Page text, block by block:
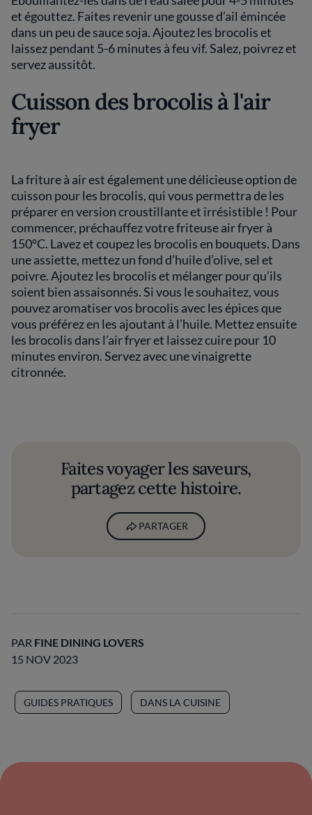
et égouttez. Faites revenir une gousse d’ail émincée
dans un peu de sauce soja. Ajoutez les brocolis et
laissez pendant 5-6 minutes à feu vif. Salez, poivrez et
servez aussitôt.
Cuisson des brocolis à l'air
fryer
La friture à air est également une délicieuse option de
cuisson pour les brocolis, qui vous permettra de les
préparer en version croustillante et irrésistible ! Pour
commencer, préchauffez votre friteuse air fryer à
150°C. Lavez et coupez les brocolis en bouquets. Dans
une assiette, mettez un fond d’huile d’olive, sel et
poivre. Ajoutez les brocolis et mélanger pour qu’ils
soient bien assaisonnés. Si vous le souhaitez, vous
pouvez aromatiser vos brocolis avec les épices que
vous préférez en les ajoutant à l’huile. Mettez ensuite
les brocolis dans l’air fryer et laissez cuire pour 10
minutes environ. Servez avec une vinaigrette
citronnée.
Faites voyager les saveurs,
partagez cette histoire.
PARTAGER
PAR FINE DINING LOVERS
15 NOV 2023
GUIDES PRATIQUES DANS LA CUISINE